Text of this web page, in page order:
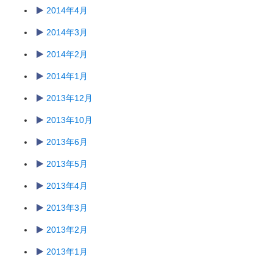
2014年4月
2014年3月
2014年2月
2014年1月
2013年12月
2013年10月
2013年6月
2013年5月
2013年4月
2013年3月
2013年2月
2013年1月